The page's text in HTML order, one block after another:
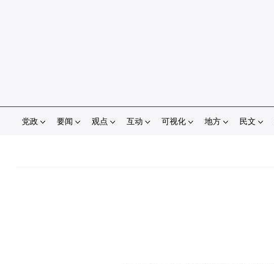
党政 要闻 观点 互动 可视化 地方 民文